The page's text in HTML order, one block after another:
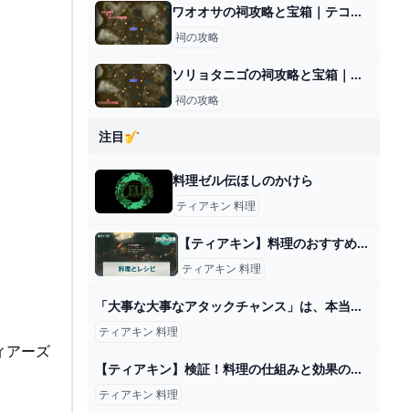
アーズ
ワオオサの祠攻略と宝箱｜テコのちから
祠の攻略
ソリョタニゴの祠攻略と宝箱｜うもれた光
祠の攻略
注目🎷
料理ゼル伝ほしのかけら
ティアキン 料理
【ティアキン】料理のおすすめレシピ一覧｜全228種の作り方【ゼルダの伝説ティアーズオブザキングダム】 - 神ゲー攻略
ティアキン 料理
「大事な大事なアタックチャンス」は、本当に大事なんです【アタック25参戦記】
ティアキン 料理
【ティアキン】検証！料理の仕組みと効果の確認！素材の種類や数で検証します。【ゼルダの伝説 ティアーズオブザキングダム】 - YouTube
ティアキン 料理